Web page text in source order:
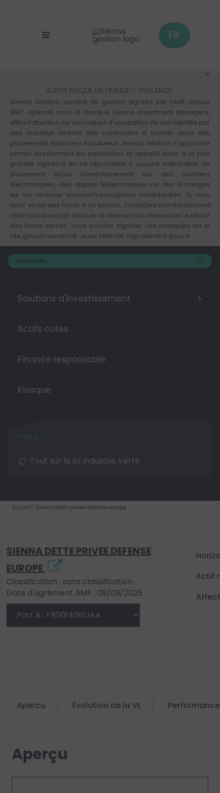
FR
ALERTE RISQUE DE FRAUDE – VIGILANCE
Sienna Gestion, société de gestion agréée par l’AMF depuis
1997, opérant sous la marque Sienna Investment Managers,
attire l’attention sur les risques d'usurpation de son identité par
des individus incitant des particuliers à investir dans des
placements financiers frauduleux. Sienna Gestion n'approche
jamais directement les particuliers et appelle donc à la plus
grande vigilance en ne répondant à aucune sollicitation de
placement et/ou d'investissement via des courriers
électroniques, des appels téléphoniques ou des échanges
sur les réseaux sociaux/messageries instantanées. Si vous
avez versé des fonds à un escroc, contactez immédiatement
votre banque pour bloquer le virement ou demander le retour
des fonds versés. Vous pouvez signaler ces pratiques via le
site gouvernemental : www.internet-signalement.gouv.fr
Mon profil :
Solutions d'investissement >
Actifs cotés
Finance responsable
Kiosque
Tout sur la loi Industrie Verte
Accueil Sienna dette privee defense europe
SIENNA DETTE PRIVEE DEFENSE
EUROPE
Classification : sans classification
Date d'agrément AMF : 09/09/2025
Actif
Apercu Évolution de la VL
Aperçu